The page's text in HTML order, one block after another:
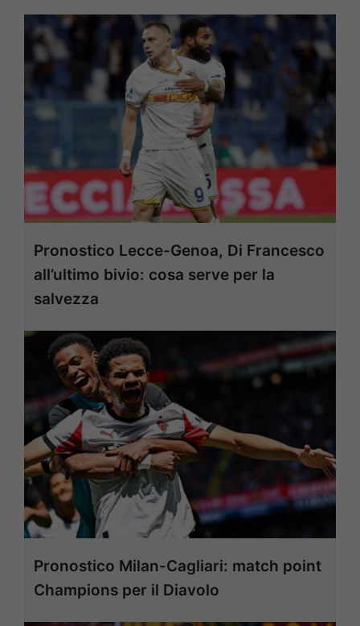
Pronostico Lecce-Genoa, Di Francesco
all’ultimo bivio: cosa serve per la
salvezza
Pronostico Milan-Cagliari: match point
Champions per il Diavolo